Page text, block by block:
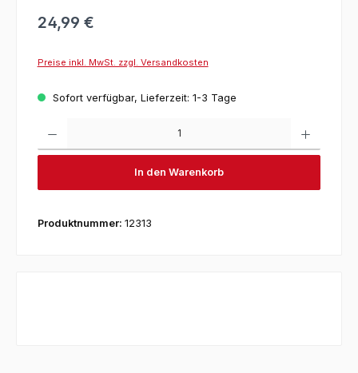
24,99 €
Preise inkl. MwSt. zzgl. Versandkosten
Sofort verfügbar, Lieferzeit: 1-3 Tage
In den Warenkorb
Produktnummer: 12313